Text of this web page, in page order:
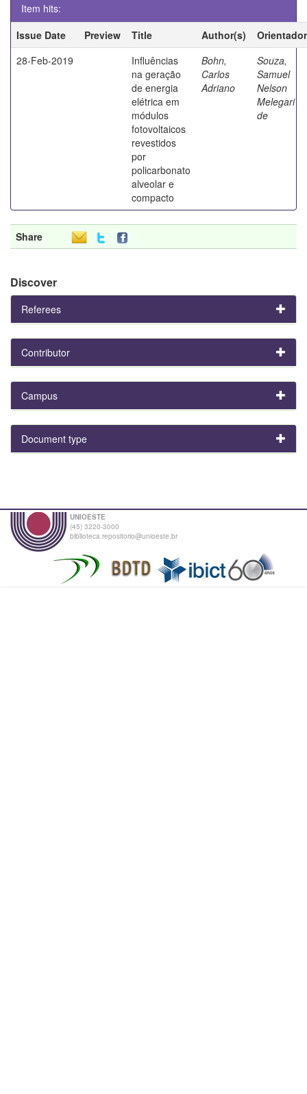
Item hits:
Issue Date
Preview Title Author(s)
Orientador
28-Feb-2019
Influências
na geração
de energia
elétrica em
módulos
fotovoltaicos
revestidos
por
policarbonato
alveolar e
compacto
Bohn,
Carlos
Adriano
Souza,
Samuel
Nelson
Melegari
de
Share
Discover
Referees
Contributor
Campus
Document type
UNIOESTE
(45) 3220-3000
biblioteca.repositorio@unioeste.br